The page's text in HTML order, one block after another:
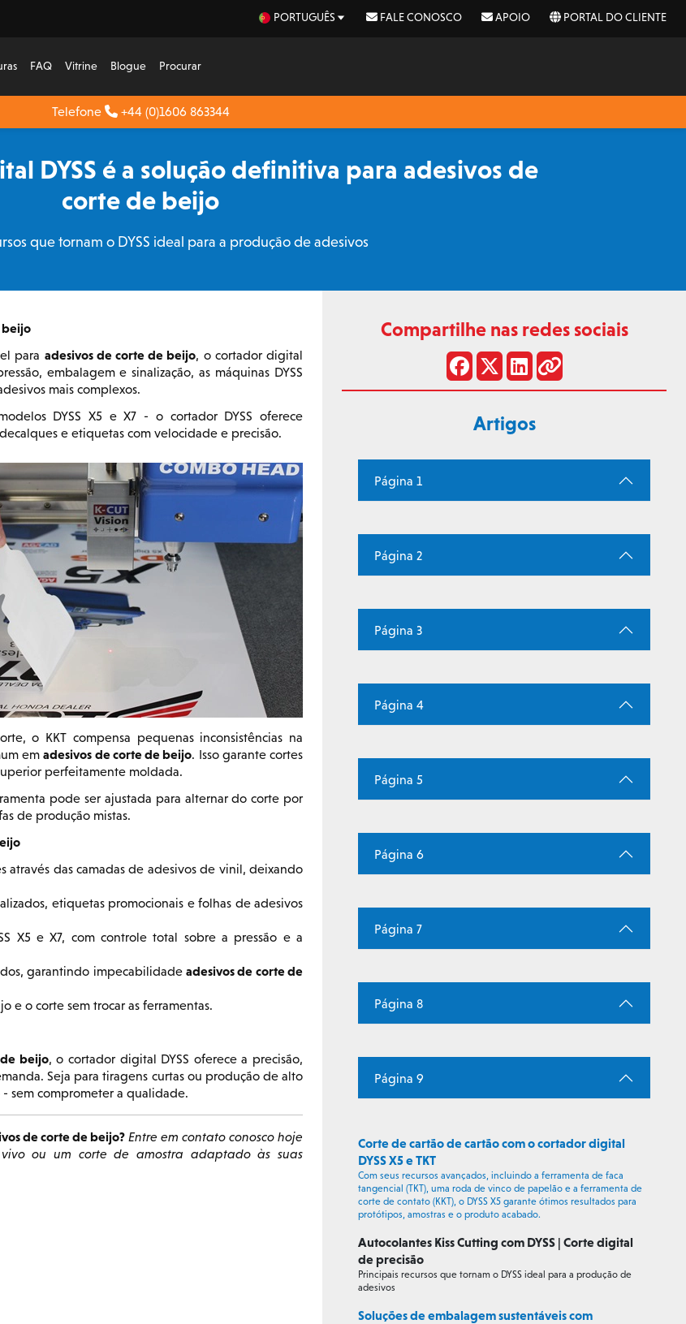
PORTUGUÊS FALE CONOSCO APOIO PORTAL DO CLIENTE
FAQ Vitrine Blogue Procurar
Telefone +44 (0)1606 863344
DYSS é a solução definitiva para adesivos de
corte de beijo
que tornam o DYSS ideal para a produção de adesivos
beijo
para adesivos de corte de beijo, o cortador digital
embalagem e sinalização, as máquinas DYSS
mais complexos.
DYSS X5 e X7 - o cortador DYSS oferece
e etiquetas com velocidade e precisão.
o KKT compensa pequenas inconsistências na
emadesivos de corte de beijo. Isso garante cortes
perfeitamente moldada.
pode ser ajustada para alternar do corte por
de produção mistas.
através das camadas de adesivos de vinil, deixando
etiquetas promocionais e folhas de adesivos
X5 e X7, com controle total sobre a pressão e a
garantindo impecabilidadeadesivos de corte de
e o corte sem trocar as ferramentas.
beijo, o cortador digital DYSS oferece a precisão,
Seja para tiragens curtas ou produção de alto
- sem comprometer a qualidade.
de corte de beijo? Entre em contato conosco hoje
ou um corte de amostra adaptado às suas
Compartilhe nas redes sociais
Artigos
Página 1
Página 2
Página 3
Página 4
Página 5
Página 6
Página 7
Página 8
Página 9
Corte de cartão de cartão com o cortador digital
DYSS X5 e TKT
Com seus recursos avançados, incluindo a ferramenta de faca
tangencial (TKT), uma roda de vinco de papelão e a ferramenta de
corte de contato (KKT), o DYSS X5 garante ótimos resultados para
protótipos, amostras e o produto acabado.
Autocolantes Kiss Cutting com DYSS | Corte digital
de precisão
Principais recursos que tornam o DYSS ideal para a produção de
adesivos
Soluções de embalagem sustentáveis com